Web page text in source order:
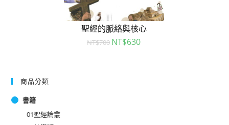
聖經的脈絡與核心
NT$700 NT$630
商品分類
書籍
01聖經論叢